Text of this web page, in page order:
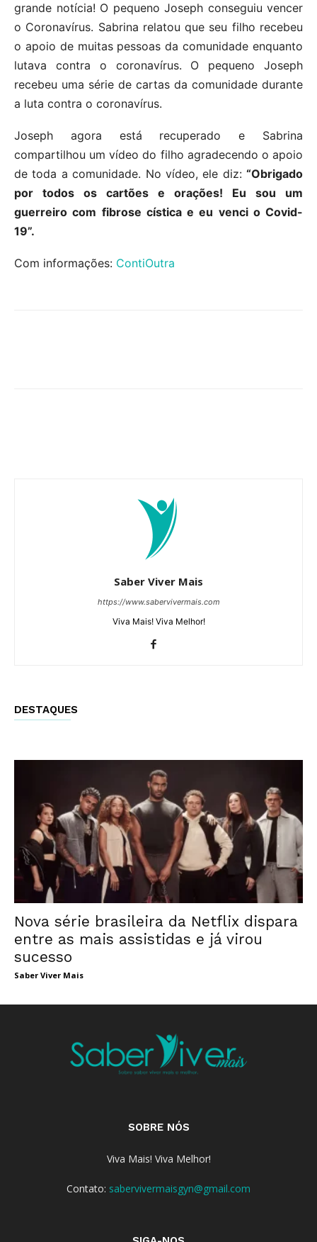
grande notícia! O pequeno Joseph conseguiu vencer
o Coronavírus. Sabrina relatou que seu filho recebeu
o apoio de muitas pessoas da comunidade enquanto
lutava contra o coronavírus. O pequeno Joseph
recebeu uma série de cartas da comunidade durante
a luta contra o coronavírus.
Joseph agora está recuperado e Sabrina
compartilhou um vídeo do filho agradecendo o apoio
de toda a comunidade. No vídeo, ele diz: “Obrigado
por todos os cartões e orações! Eu sou um
guerreiro com fibrose cística e eu venci o Covid-
19”.
Com informações: ContiOutra
Saber Viver Mais
https://www.sabervivermais.com
Viva Mais! Viva Melhor!
DESTAQUES
Nova série brasileira da Netflix dispara
entre as mais assistidas e já virou
sucesso
Saber Viver Mais
SOBRE NÓS
Viva Mais! Viva Melhor!
Contato: sabervivermaisgyn@gmail.com